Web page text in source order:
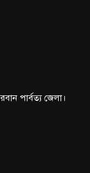
পার্বত্য জেলা।